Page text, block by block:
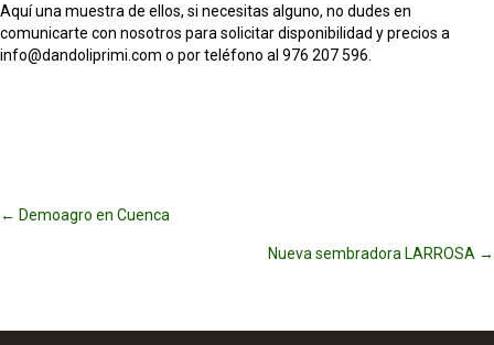
Aquí una muestra de ellos, si necesitas alguno, no dudes en
comunicarte con nosotros para solicitar disponibilidad y precios a
info@dandoliprimi.com o por teléfono al 976 207 596.
Posts
← Demoagro en Cuenca
Nueva sembradora LARROSA →